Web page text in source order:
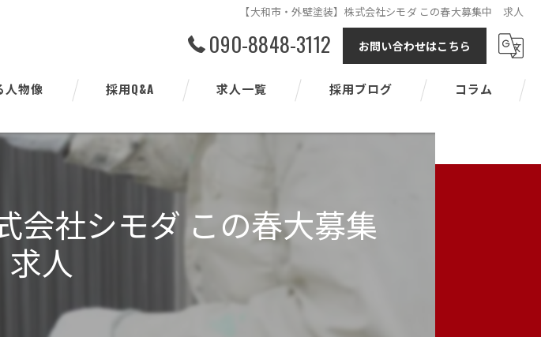
【大和市・外壁塗装】株式会社シモダ この春大募集中 求人
090-8848-3112 お問い合わせはこちら
人物像 採用Q&A 求人一覧 採用ブログ コラム
会社シモダ この春大募集
人